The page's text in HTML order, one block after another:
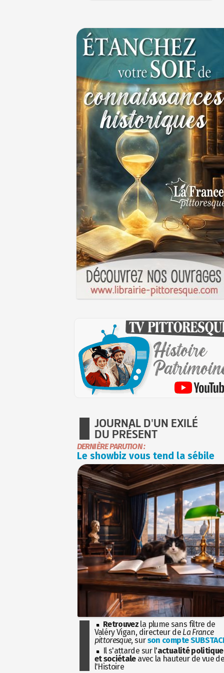
JOURNAL D'UN EXILÉ
DU PRÉSENT
DERNIÈRE PARUTION :
Le showbiz vous tend la sébile
Retrouvez la plume sans filtre de
Valéry Vigan, directeur de La France
pittoresque, surson compte
Il s'attarde sur l'actualité politique
et sociétaleavec la hauteur de vue
l'Histoire